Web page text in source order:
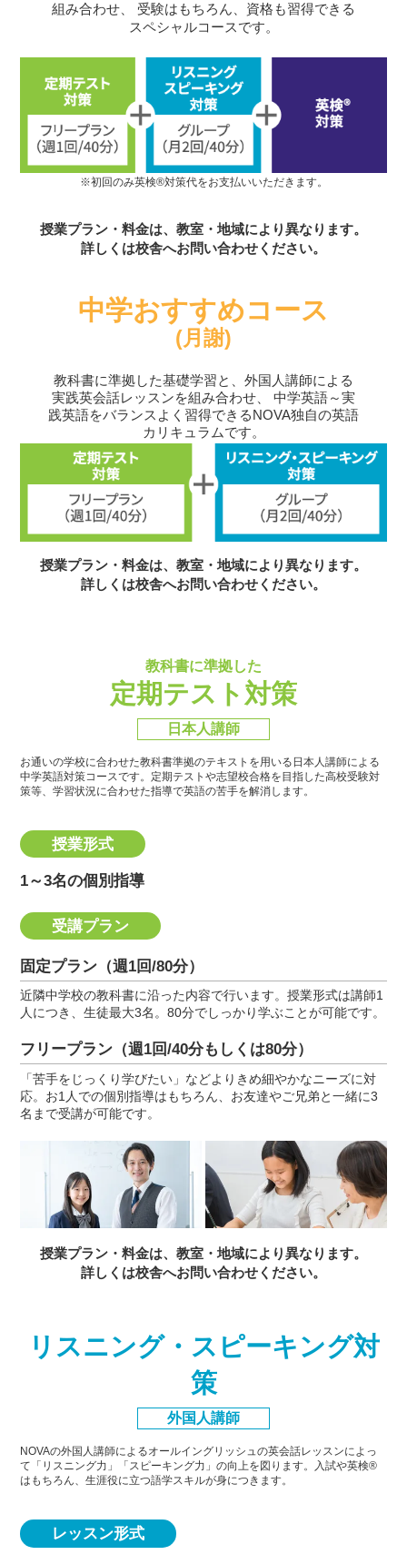
組み合わせ、
受験はもちろん、資格も習得できる
スペシャルコースです。
※初回のみ英検®対策代をお支払いいただきます。
授業プラン・料金は、教室・地域により異なります。
詳しくは校舎へお問い合わせください。
中学おすすめコース
(月謝)
教科書に準拠した基礎学習と、外国人講師による
実践英会話レッスンを組み合わせ、
中学英語～実
践英語をバランスよく習得できるNOVA独自の英語
カリキュラムです。
授業プラン・料金は、教室・地域により異なります。
詳しくは校舎へお問い合わせください。
教科書に準拠した
定期テスト対策
日本人講師
お通いの学校に合わせた教科書準拠のテキストを用いる日本人講師による
中学英語対策コースです。 定期テストや志望校合格を目指した高校受験対
策等、学習状況に合わせた指導で英語の苦手を解消します。
授業形式
1～3名の個別指導
受講プラン
固定プラン（週1回/80分）
近隣中学校の教科書に沿った内容で行います。授業形式は講師1
人につき、生徒最大3名。80分でしっかり学ぶことが可能です。
フリープラン（週1回/40分もしくは80分）
「苦手をじっくり学びたい」などよりきめ細やかなニーズに対
応。お1人での個別指導はもちろん、お友達やご兄弟と一緒に3
名まで受講が可能です。
授業プラン・料金は、教室・地域により異なります。
詳しくは校舎へお問い合わせください。
リスニング・スピーキング対
策
外国人講師
NOVAの外国人講師によるオールイングリッシュの英会話レッスンによっ
て「リスニング力」「スピーキング力」の向上を図ります。入試や英検®
はもちろん、生涯役に立つ語学スキルが身につきます。
レッスン形式